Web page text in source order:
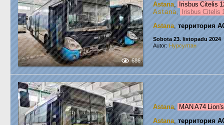
686
Astana,
Irisbus Citelis
Astana,
Irisbus
Astana, территория
Sobota 23. listopadu 2024
Autor: Нурсултан
Astana, MAN A74
Astana, территория